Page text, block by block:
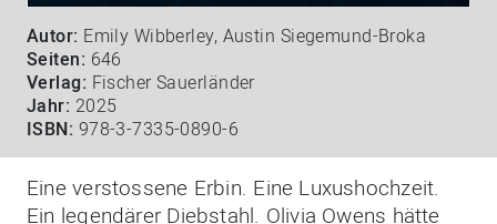
Autor: Emily Wibberley, Austin Siegemund-Broka
Seiten: 646
Verlag: Fischer Sauerländer
Jahr: 2025
ISBN: 978-3-7335-0890-6
Eine verstossene Erbin. Eine Luxushochzeit.
Ein legendärer Diebstahl. Olivia Owens hätte